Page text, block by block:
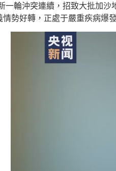
一輪沖突連續，招致大批加沙
勢好轉，正處于嚴重疾病爆